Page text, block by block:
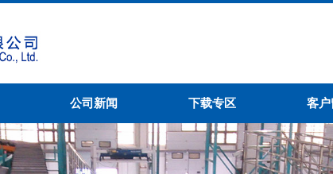
公司新闻 下载专区 客户